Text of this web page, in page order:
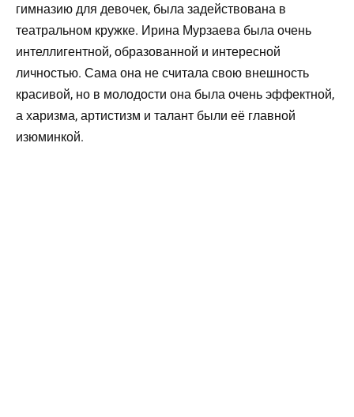
гимназию для девочек, была задействована в
театральном кружке. Ирина Мурзаева была очень
интеллигентной, образованной и интересной
личностью. Сама она не считала свою внешность
красивой, но в молодости она была очень эффектной,
а харизма, артистизм и талант были её главной
изюминкой.